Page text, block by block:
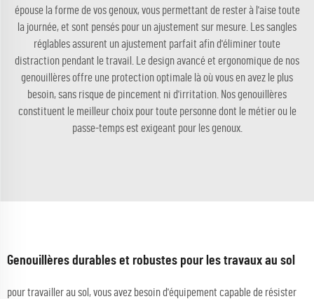
épouse la forme de vos genoux, vous permettant de rester à l'aise toute
la journée, et sont pensés pour un ajustement sur mesure. Les sangles
réglables assurent un ajustement parfait afin d'éliminer toute
distraction pendant le travail. Le design avancé et ergonomique de nos
genouillères offre une protection optimale là où vous en avez le plus
besoin, sans risque de pincement ni d'irritation. Nos genouillères
constituent le meilleur choix pour toute personne dont le métier ou le
passe-temps est exigeant pour les genoux.
Genouillères durables et robustes pour les travaux au sol
pour travailler au sol, vous avez besoin d'équipement capable de résister